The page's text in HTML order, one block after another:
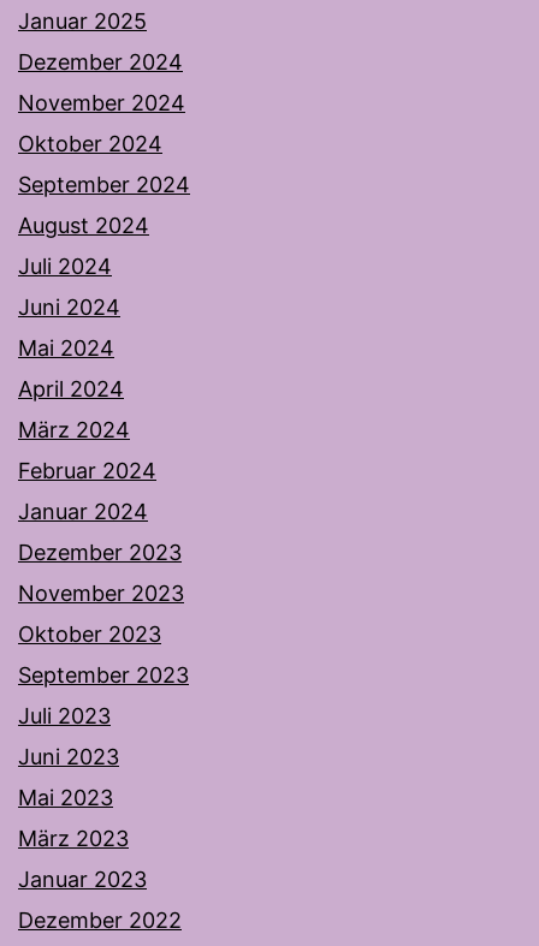
Januar 2025
Dezember 2024
November 2024
Oktober 2024
September 2024
August 2024
Juli 2024
Juni 2024
Mai 2024
April 2024
März 2024
Februar 2024
Januar 2024
Dezember 2023
November 2023
Oktober 2023
September 2023
Juli 2023
Juni 2023
Mai 2023
März 2023
Januar 2023
Dezember 2022